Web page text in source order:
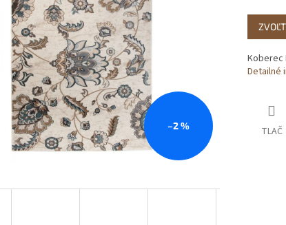
–2 %
cena:
Koberec
Detailné
TLAČ